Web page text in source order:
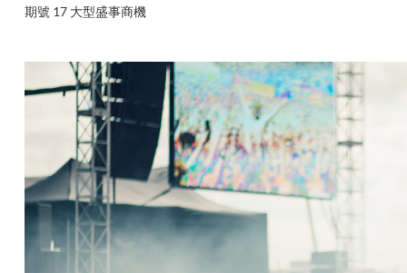
期號 17 大型盛事商機